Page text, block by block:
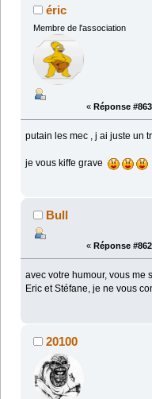
éric
Membre de l'association
« Réponse
putain les mec , j ai juste un
je vous kiffe grave
Bull
« Réponse
avec votre humour, vous
Eric et Stéfane, je ne vous
20100